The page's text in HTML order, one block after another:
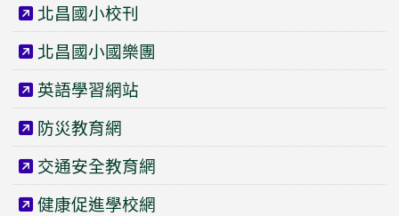
北昌國小校刊
北昌國小國樂團
英語學習網站
防災教育網
交通安全教育網
健康促進學校網